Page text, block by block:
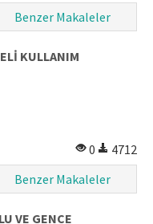
Benzer Makaleler
KULLANIM
0
4712
Benzer Makaleler
VE GENCE